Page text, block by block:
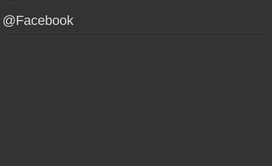
@Facebook